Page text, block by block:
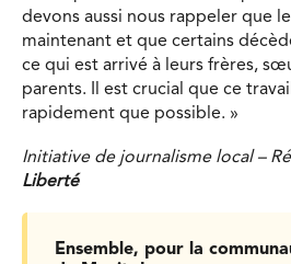
devons aussi nous rappeler que
maintenant et que certains
ce qui est arrivé à leurs frères,
parents. Il est crucial que ce
rapidement que possible. »
Initiative de journalisme local –
Liberté
Ensemble, pour la